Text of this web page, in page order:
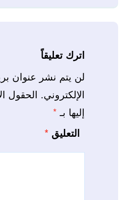
اترك تعليقاً
لن يتم نشر عنوان
الإلكتروني. الحقول
إليها بـ *
التعليق *